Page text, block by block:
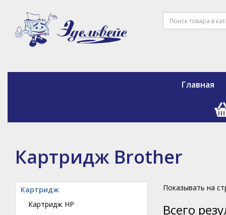
Главная
Картридж Brother
Картридж
Картридж HP
Показывать на
Всего